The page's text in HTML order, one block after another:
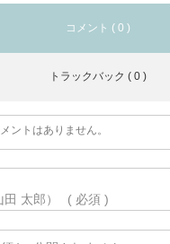
コメント ( 0 )
トラックバック ( 0 )
ントはありません。
太郎） ( 必須 )